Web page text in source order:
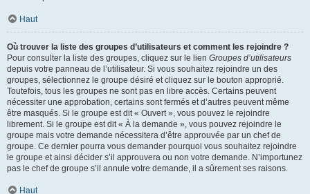
Haut
Où trouver la liste des groupes d’utilisateurs et comment les rejoindre ?
Pour consulter la liste des groupes, cliquez sur le lien Groupes d’utilisateurs
depuis votre panneau de l’utilisateur. Si vous souhaitez rejoindre un des
groupes, sélectionnez le groupe désiré et cliquez sur le bouton approprié.
Toutefois, tous les groupes ne sont pas en libre accès. Certains peuvent
nécessiter une approbation, certains sont fermés et d’autres peuvent même
être masqués. Si le groupe est dit « Ouvert », vous pouvez le rejoindre
librement. Si le groupe est dit « À la demande », vous pouvez rejoindre le
groupe mais votre demande nécessitera d’être approuvée par un chef de
groupe. Ce dernier pourra vous demander pourquoi vous souhaitez rejoindre
le groupe et ainsi décider s’il approuvera ou non votre demande. N’importunez
pas le chef de groupe s’il annule votre demande, il a sûrement ses raisons.
Haut